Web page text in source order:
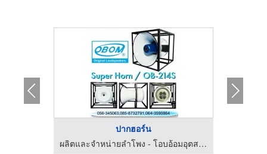
ปากฮอร์น
ผลิตและจำหน่ายลำโพง - โอบอ้อมอุตสาหกรรม